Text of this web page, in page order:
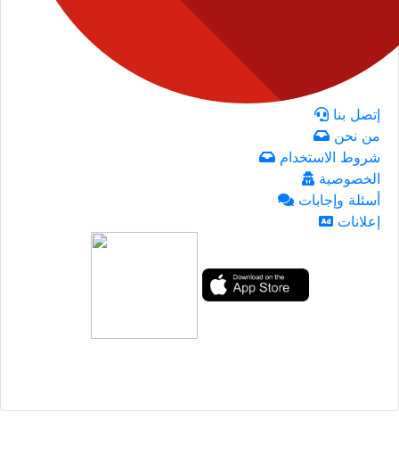
إتصل بنا
من نحن
شروط الاستخدام
الخصوصية
أسئلة وإجابات
إعلانات